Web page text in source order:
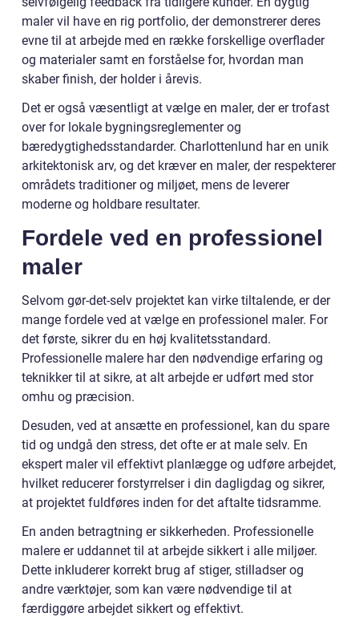
maler vil have en rig portfolio, der demonstrerer deres
evne til at arbejde med en række forskellige overflader
og materialer samt en forståelse for, hvordan man
skaber finish, der holder i årevis.
Det er også væsentligt at vælge en maler, der er trofast
over for lokale bygningsreglementer og
bæredygtighedsstandarder. Charlottenlund har en unik
arkitektonisk arv, og det kræver en maler, der respekterer
områdets traditioner og miljøet, mens de leverer
moderne og holdbare resultater.
Fordele ved en professionel
maler
Selvom gør-det-selv projektet kan virke tiltalende, er der
mange fordele ved at vælge en professionel maler. For
det første, sikrer du en høj kvalitetsstandard.
Professionelle malere har den nødvendige erfaring og
teknikker til at sikre, at alt arbejde er udført med stor
omhu og præcision.
Desuden, ved at ansætte en professionel, kan du spare
tid og undgå den stress, det ofte er at male selv. En
ekspert maler vil effektivt planlægge og udføre arbejdet,
hvilket reducerer forstyrrelser i din dagligdag og sikrer,
at projektet fuldføres inden for det aftalte tidsramme.
En anden betragtning er sikkerheden. Professionelle
malere er uddannet til at arbejde sikkert i alle miljøer.
Dette inkluderer korrekt brug af stiger, stilladser og
andre værktøjer, som kan være nødvendige til at
færdiggøre arbejdet sikkert og effektivt.